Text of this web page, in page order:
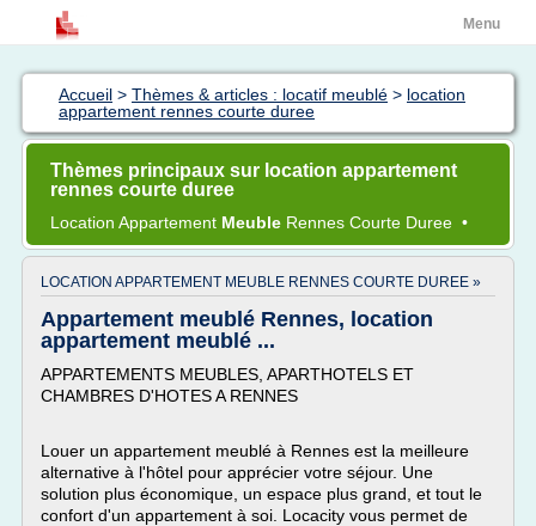
Menu
Accueil > Thèmes & articles : locatif meublé > location
appartement rennes courte duree
Thèmes principaux sur location appartement
rennes courte duree
Location Appartement Meuble Rennes Courte Duree •
LOCATION APPARTEMENT MEUBLE RENNES COURTE DUREE »
Appartement meublé Rennes, location
appartement meublé ...
APPARTEMENTS MEUBLES, APARTHOTELS ET
CHAMBRES D'HOTES A RENNES
Louer un appartement meublé à Rennes est la meilleure
alternative à l'hôtel pour apprécier votre séjour. Une
solution plus économique, un espace plus grand, et tout le
confort d'un appartement à soi. Locacity vous permet de